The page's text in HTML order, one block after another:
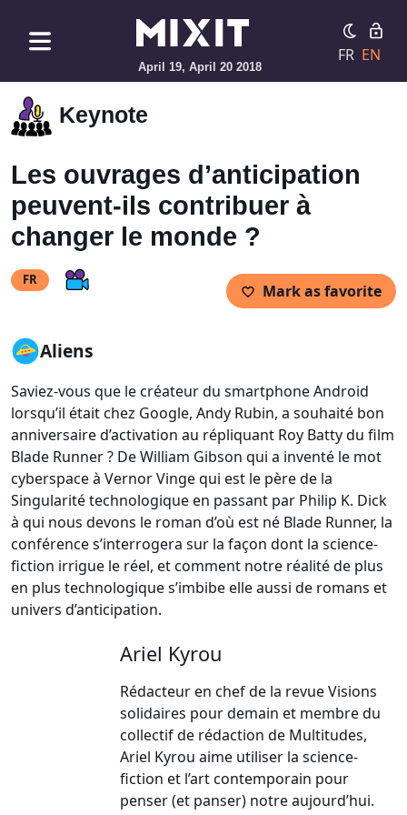
April 19, April 20 2018
FR EN
Keynote
Les ouvrages d’anticipation
peuvent-ils contribuer à
changer le monde ?
FR
Mark as favorite
Aliens
Saviez-vous que le créateur du smartphone Android
lorsqu’il était chez Google, Andy Rubin, a souhaité bon
anniversaire d’activation au répliquant Roy Batty du film
Blade Runner ? De William Gibson qui a inventé le mot
cyberspace à Vernor Vinge qui est le père de la
Singularité technologique en passant par Philip K. Dick
à qui nous devons le roman d’où est né Blade Runner, la
conférence s’interrogera sur la façon dont la science-
fiction irrigue le réel, et comment notre réalité de plus
en plus technologique s’imbibe elle aussi de romans et
univers d’anticipation.
Ariel Kyrou
Rédacteur en chef de la revue Visions
solidaires pour demain et membre du
collectif de rédaction de Multitudes,
Ariel Kyrou aime utiliser la science-
fiction et l’art contemporain pour
penser (et panser) notre aujourd’hui.